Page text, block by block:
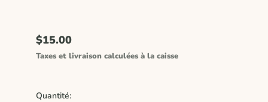
$15.00
Taxes et livraison calculées à la caisse
Quantité: